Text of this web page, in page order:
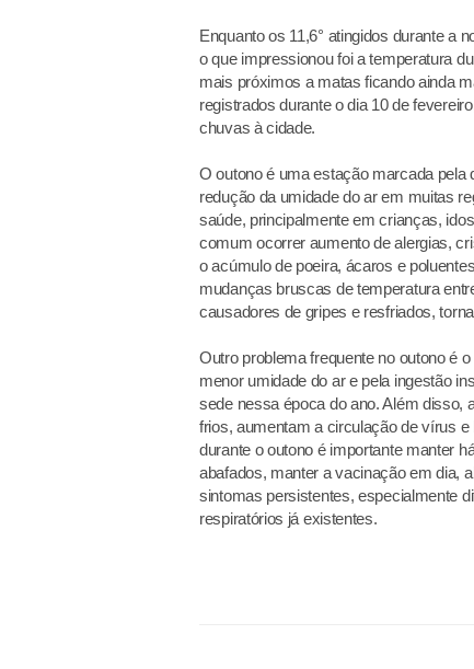
Enquanto os 11,6° atingidos durante a
o que impressionou foi a temperatura
mais próximos a matas ficando ainda
registrados durante o dia 10 de
chuvas à cidade.
O outono é uma estação marcada
redução da umidade do ar em muitas
saúde, principalmente em crianças,
comum ocorrer aumento de alergias,
o acúmulo de poeira, ácaros e
mudanças bruscas de temperatura
causadores de gripes e resfriados,
Outro problema frequente no outono é
menor umidade do ar e pela ingestão
sede nessa época do ano. Além disso,
frios, aumentam a circulação de vírus
durante o outono é importante manter
abafados, manter a vacinação em dia,
sintomas persistentes, especialmente
respiratórios já existentes.